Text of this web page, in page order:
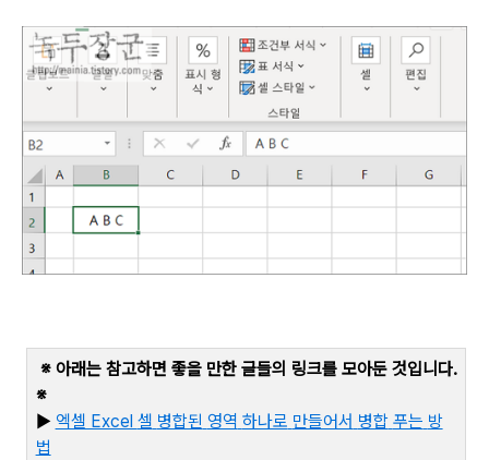
※ 아래는 참고하면 좋을 만한 글들의 링크를 모아둔 것입니다.
※
▶ 엑셀 Excel 셀 병합된 영역 하나로 만들어서 병합 푸는 방
법